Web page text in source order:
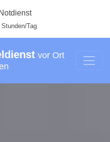
Notdienst
Stunden/Tag
vor Ort